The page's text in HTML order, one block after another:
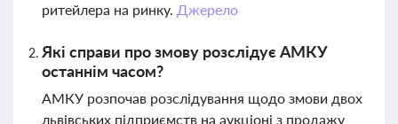
ритейлера на ринку. Джерело
Які справи про змову розслідує АМКУ
останнім часом?
АМКУ розпочав розслідування щодо змови двох
львівських підприємств на аукціоні з продажу